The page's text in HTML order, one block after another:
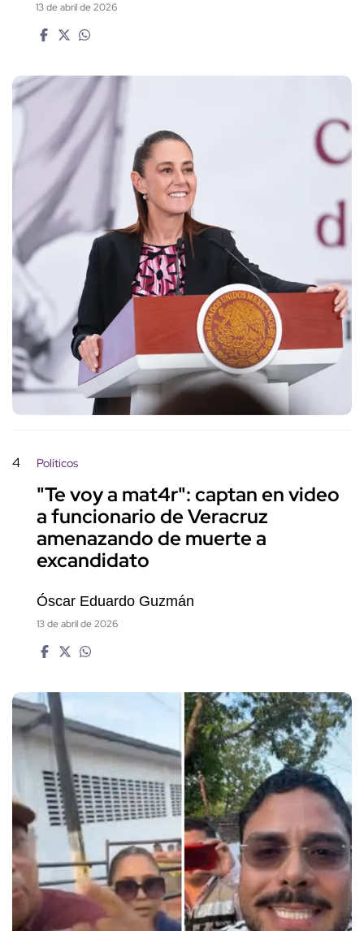
13 de abril de 2026
4 Políticos
"Te voy a mat4r": captan en video
a funcionario de Veracruz
amenazando de muerte a
excandidato
Óscar Eduardo Guzmán
13 de abril de 2026